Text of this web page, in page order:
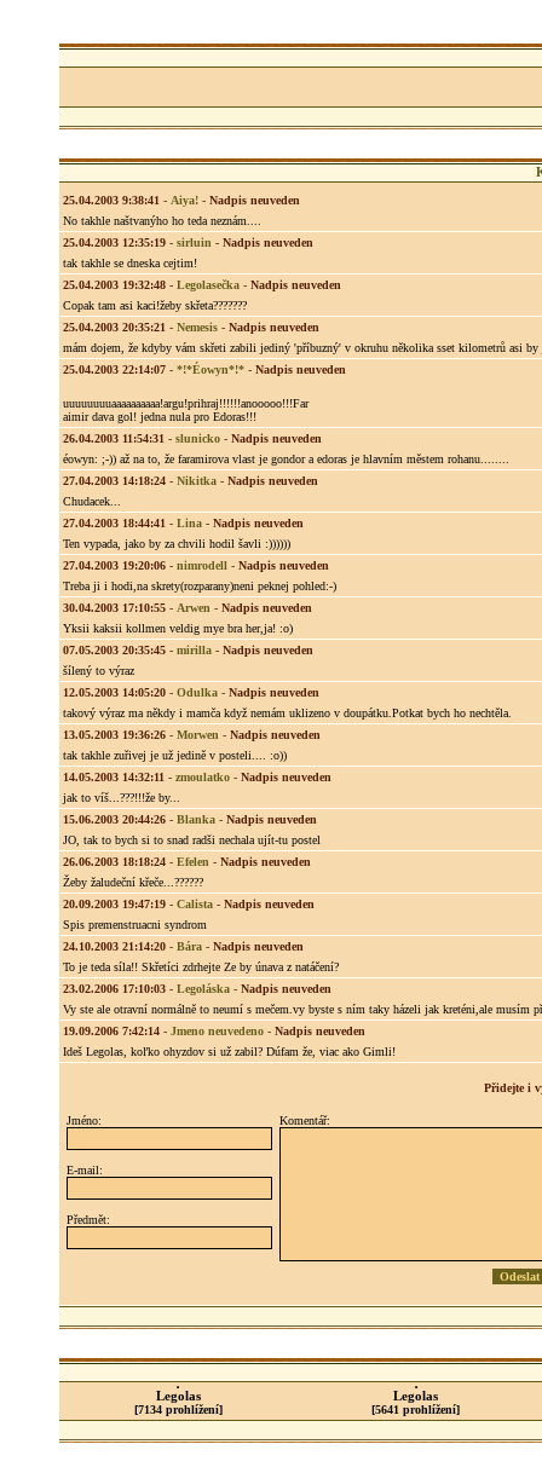
25.04.2003 9:38:41 - Aiya! - Nadpis neuveden
No takhle naštvanýho ho teda neznám....
25.04.2003 12:35:19 - sirluin - Nadpis neuveden
tak takhle se dneska cejtim!
25.04.2003 19:32:48 - Legolasečka - Nadpis neuveden
Copak tam asi kaci!žeby skřeta???????
25.04.2003 20:35:21 - Nemesis - Nadpis neuveden
mám dojem, že kdyby vám skřeti zabili jediný 'příbuzný' v okruhu několika sset kilometrů asi by
25.04.2003 22:14:07 - *!*Éowyn*!* - Nadpis neuveden
uuuuuuuuaaaaaaaaaa!argu!prihraj!!!!!!anooooo!!!Far
aimir dava gol! jedna nula pro Edoras!!!
26.04.2003 11:54:31 - slunicko - Nadpis neuveden
éowyn: ;-)) až na to, že faramirova vlast je gondor a edoras je hlavním městem rohanu........
27.04.2003 14:18:24 - Nikitka - Nadpis neuveden
Chudacek...
27.04.2003 18:44:41 - Lina - Nadpis neuveden
Ten vypada, jako by za chvili hodil šavli :))))))
27.04.2003 19:20:06 - nimrodell - Nadpis neuveden
Treba ji i hodi,na skrety(rozparany)neni peknej pohled:-)
30.04.2003 17:10:55 - Arwen - Nadpis neuveden
Yksii kaksii kollmen veldig mye bra her,ja! :o)
07.05.2003 20:35:45 - mirilla - Nadpis neuveden
šílený to výraz
12.05.2003 14:05:20 - Odulka - Nadpis neuveden
takový výraz ma někdy i mamča když nemám uklizeno v doupátku.Potkat bych ho nechtěla.
13.05.2003 19:36:26 - Morwen - Nadpis neuveden
tak takhle zuřivej je už jedině v posteli.... :o))
14.05.2003 14:32:11 - zmoulatko - Nadpis neuveden
jak to víš...???!!!že by...
15.06.2003 20:44:26 - Blanka - Nadpis neuveden
JO, tak to bych si to snad radši nechala ujít-tu postel
26.06.2003 18:18:24 - Efelen - Nadpis neuveden
Žeby žaludeční křeče...??????
20.09.2003 19:47:19 - Calista - Nadpis neuveden
Spis premenstruacni syndrom
24.10.2003 21:14:20 - Bára - Nadpis neuveden
To je teda síla!! Skřetíci zdrhejte Ze by únava z natáčení?
23.02.2006 17:10:03 - Legoláska - Nadpis neuveden
Vy ste ale otravní normálně to neumí s mečem.vy byste s ním taky házeli jak kreténi,ale musím
19.09.2006 7:42:14 - Jmeno neuvedeno - Nadpis neuveden
Ideš Legolas, koľko ohyzdov si už zabil? Dúfam že, viac ako Gimli!
Přidejte i
Jméno:
E-mail:
Předmět:
Komentář:
Legolas
[7134 prohlížení]
Legolas
[5641 prohlížení]